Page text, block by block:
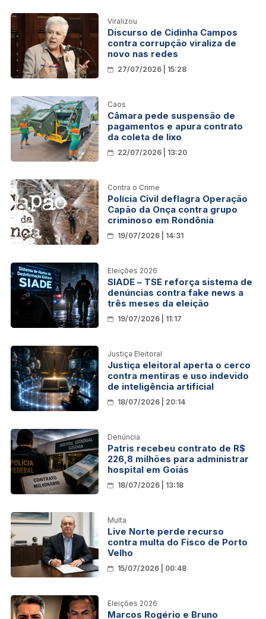
Viralizou
Discurso de Cidinha Campos
contra corrupção viraliza de
novo nas redes
27/07/2026 | 15:28
Caos
Câmara pede suspensão de
pagamentos e apura contrato
da coleta de lixo
22/07/2026 | 13:20
Contra o Crime
Polícia Civil deflagra Operação
Capão da Onça contra grupo
criminoso em Rondônia
19/07/2026 | 14:31
Eleições 2026
SIADE – TSE reforça sistema de
denúncias contra fake news a
três meses da eleição
19/07/2026 | 11:17
Justiça Eleitoral
Justiça eleitoral aperta o cerco
contra mentiras e uso indevido
de inteligência artificial
18/07/2026 | 20:14
Denúncia
Patris recebeu contrato de R$
226,8 milhões para administrar
hospital em Goiás
18/07/2026 | 13:18
Multa
Live Norte perde recurso
contra multa do Fisco de Porto
Velho
15/07/2026 | 00:48
Eleições 2026
Marcos Rogério e Bruno